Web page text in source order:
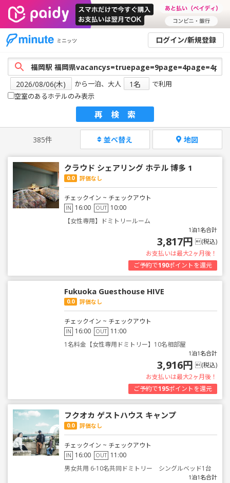
ミニッツ ログイン/新規登録
から一泊、大人
で利用
空室のあるホテルのみ表示
再検索
385件 並べ替え 地図
クラウド シェアリング ホテル 博多 1
0.0 評価なし
チェックイン ~ チェックアウト
IN 16:00 OUT 10:00
【女性専用】ドミトリールーム
1泊1名合計
3,817円 (税込)
お支払いは最大2ヶ月後！
ご予約で190ポイントを還元
Fukuoka Guesthouse HIVE
0.0 評価なし
チェックイン ~ チェックアウト
IN 16:00 OUT 11:00
1名料金【女性専用ドミトリー】10名相部屋
1泊1名合計
3,916円 (税込)
お支払いは最大2ヶ月後！
ご予約で195ポイントを還元
フクオカ ゲストハウス キャンプ
0.0 評価なし
チェックイン ~ チェックアウト
IN 16:00 OUT 11:00
男女共用 6-10名共同ドミトリー シングルベッド1台
1泊1名合計